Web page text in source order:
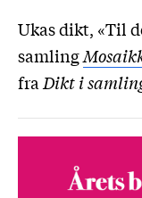
Ukas dikt, «Til
samling
fraDikt i